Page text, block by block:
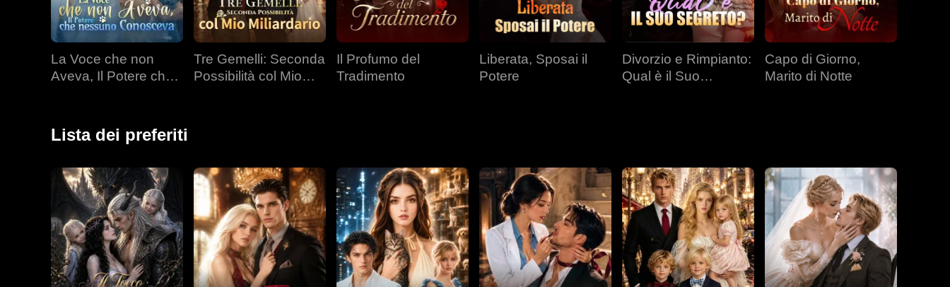
La Voce che non
Aveva, Il Potere che
Tre Gemelli: Seconda
Possibilità col Mio
Il Profumo del
Tradimento
Liberata, Sposai il
Potere
Divorzio e Rimpianto:
Qual è il Suo
Capo di Giorno,
Marito di Notte
Lista dei preferiti